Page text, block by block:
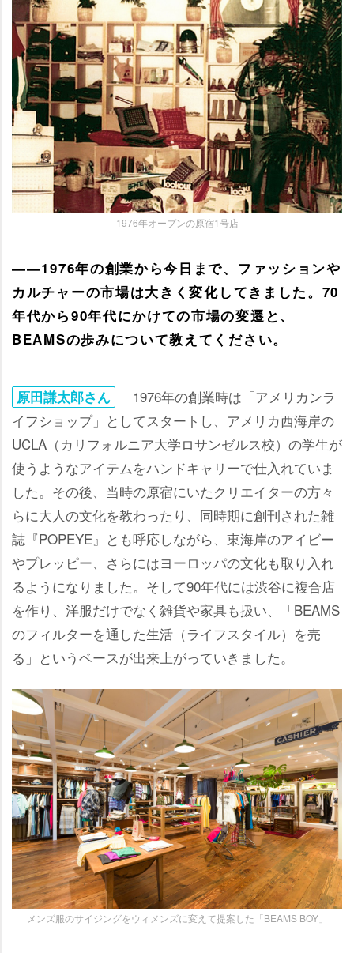
1976年オープンの原宿1号店
――1976年の創業から今日まで、ファッション
カルチャーの市場は大きく変化してきました。70
年代から90年代にかけての市場の変遷と、
BEAMSの歩みについて教えてください。
原田謙太郎さん
1976年の創業時は「アメリカンラ
イフショップ」としてスタートし、アメリカ西海岸の
UCLA（カリフォルニア大学ロサンゼルス校）の学生が
使うようなアイテムをハンドキャリーで仕入れていま
した。その後、当時の原宿にいたクリエイターの方々
らに大人の文化を教わったり、同時期に創刊された雑
誌『POPEYE』とも呼応しながら、東海岸のアイビー
プレッピー、さらにはヨーロッパの文化も取り入れ
るようになりました。そして90年代には渋谷に複合店
を作り、洋服だけでなく雑貨や家具も扱い、「BEAMS
のフィルターを通した生活（ライフスタイル）を売
る」というベースが出来上がっていきました。
メンズ服のサイジングをウィメンズに変えて提案した「BEAMS BOY」